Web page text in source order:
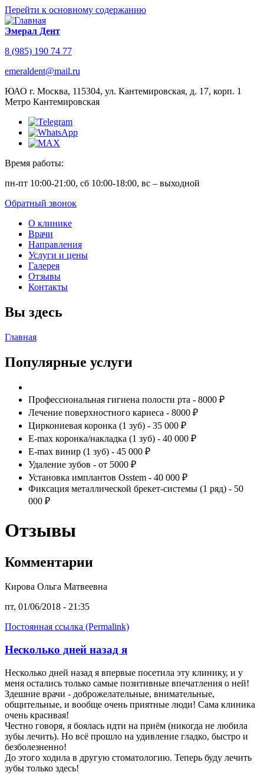
Перейти к основному содержанию
Эмерал Дент
8 (985) 190 74 77
emeraldent@mail.ru
ЮАО г. Москва, 115304, ул. Кантемировская, д. 17, корп. 1
Метро Кантемировская
Время работы:
пн-пт 10:00-21:00, сб 10:00-18:00, вс – выходной
Обратный звонок
О клинике
Врачи
Направления
Услуги и цены
Галерея
Отзывы
Контакты
Вы здесь
Главная
Популярные услуги
Профессиональная гигиена полости рта - 8000 ₽
Лечение поверхностного кариеса - 8000 ₽
Циркониевая коронка (1 зуб) - 35 000 ₽
E-max коронка/накладка (1 зуб) - 40 000 ₽
E-max винир (1 зуб) - 45 000 ₽
Удаление зубов - от 5000 ₽
Установка имплантов Osstem - 40 000 ₽
Фиксация металлической брекет-системы (1 ряд) - 50
000 ₽
Отзывы
Комментарии
Кирова Ольга Матвеевна
пт, 01/06/2018 - 21:35
Постоянная ссылка (Permalink)
Несколько дней назад я
Несколько дней назад я впервые посетила эту клинику, и у
меня остались только самые позитивные впечатления о ней!
Здешние врачи - доброжелательные, внимательные,
общительные, и вообще очень приятные люди! Сама клиника
очень красивая!
Честно говоря, я боялась идти на приём (никогда не любила
зубы лечить). Но всё прошло на удивление гладко, быстро и
безболезненно!
До этого ходила в другую стоматологию. Теперь буду лечить
зубы только здесь!